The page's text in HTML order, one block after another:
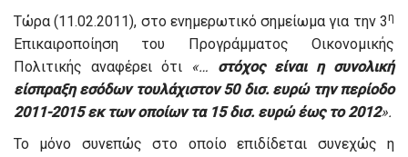
Τώρα (11.02.2011), στο ενημερωτικό σημείωμα για την 3η
Επικαιροποίηση του Προγράμματος Οικονομικής
Πολιτικής αναφέρει ότι
«… στόχος είναι η συνολική
είσπραξη εσόδων τουλάχιστον 50 δισ. ευρώ την περίοδο
2011-2015 εκ των οποίων τα 15 δισ. ευρώ έως το 2012».
Το μόνο συνεπώς στο οποίο επιδίδεται συνεχώς η